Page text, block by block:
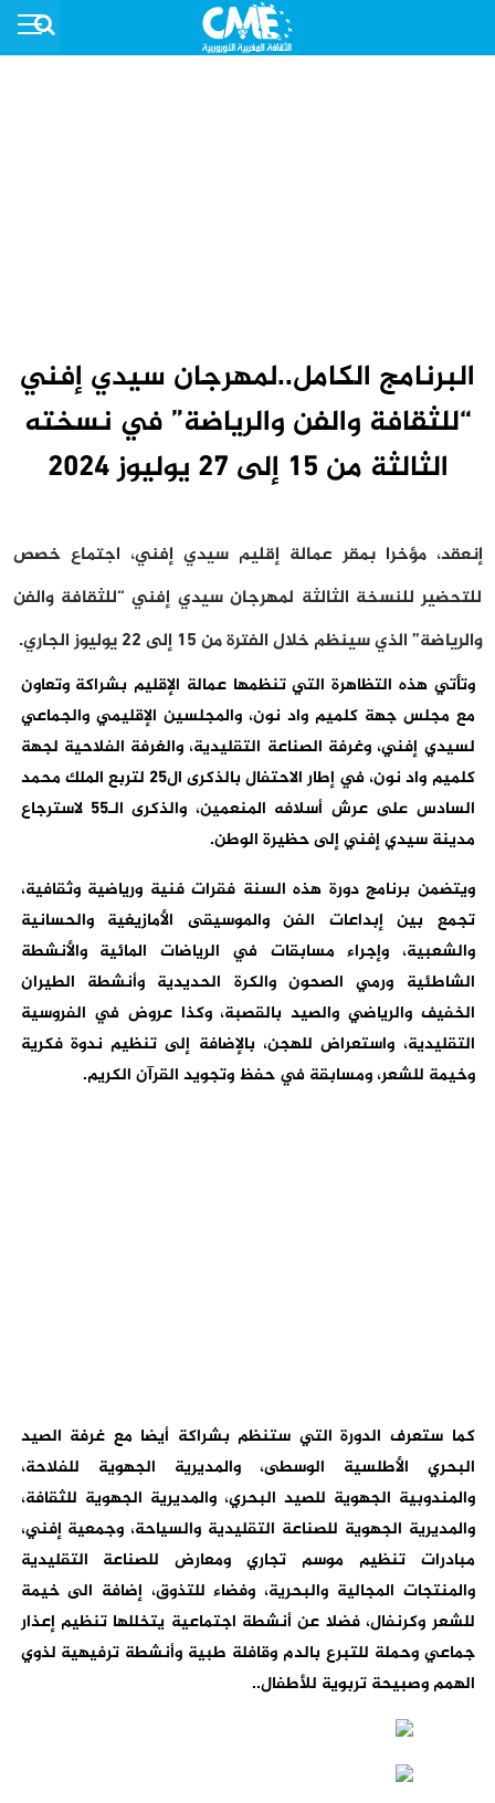
البرنامج الكامل..لمهرجان سيدي إفني
“للثقافة والفن والرياضة” في نسخته
الثالثة من 15 إلى 27 يوليوز 2024
إنعقد، مؤخرا بمقر عمالة إقليم سيدي إفني، اجتماع خصص
للتحضير للنسخة الثالثة لمهرجان سيدي إفني “للثقافة والفن
والرياضة” الذي سينظم خلال الفترة من 15 إلى 22 يوليوز الجاري.
وتأتي هذه التظاهرة التي تنظمها عمالة الإقليم بشراكة وتعاون
مع مجلس جهة كلميم واد نون، والمجلسين الإقليمي والجماعي
لسيدي إفني، وغرفة الصناعة التقليدية، والغرفة الفلاحية لجهة
كلميم واد نون، في إطار الاحتفال بالذكرى ال25 لتربع الملك محمد
السادس على عرش أسلافه المنعمين، والذكرى الـ55 لاسترجاع
مدينة سيدي إفني إلى حظيرة الوطن.
ويتضمن برنامج دورة هذه السنة فقرات فنية ورياضية وثقافية،
تجمع بين إبداعات الفن والموسيقى الأمازيغية والحسانية
والشعبية، وإجراء مسابقات في الرياضات المائية والأنشطة
الشاطئية ورمي الصحون والكرة الحديدية وأنشطة الطيران
الخفيف والرياضي والصيد بالقصبة، وكذا عروض في الفروسية
التقليدية، واستعراض للهجن، بالإضافة إلى تنظيم ندوة فكرية
وخيمة للشعر، ومسابقة في حفظ وتجويد القرآن الكريم.
كما ستعرف الدورة التي ستنظم بشراكة أيضا مع غرفة الصيد
البحري الأطلسية الوسطى، والمديرية الجهوية للفلاحة،
والمندوبية الجهوية للصيد البحري، والمديرية الجهوية للثقافة،
والمديرية الجهوية للصناعة التقليدية والسياحة، وجمعية إفني،
مبادرات تنظيم موسم تجاري ومعارض للصناعة التقليدية
والمنتجات المجالية والبحرية، وفضاء للتذوق، إضافة الى خيمة
للشعر وكرنفال، فضلا عن أنشطة اجتماعية يتخللها تنظيم إعذار
جماعي وحملة للتبرع بالدم وقافلة طبية وأنشطة ترفيهية لذوي
الهمم وصبيحة تربوية للأطفال..